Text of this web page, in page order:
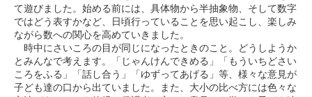
て遊びました。始める前には、具体物から半抽象物、そして数字
ではどう表すかなど、日頃行っていることを思い起こし、楽しみ
ながら数への関心を高めていきました。
時中にさいころの目が同じになったときのこと。どうしようか
とみんなで考えます。「じゃんけんできめる」「もういちどさい
ころをふる」「話し合う」「ゆずってあげる」等、様々な意見が
子ども達の口から出ていました。また、大小の比べ方には色々な